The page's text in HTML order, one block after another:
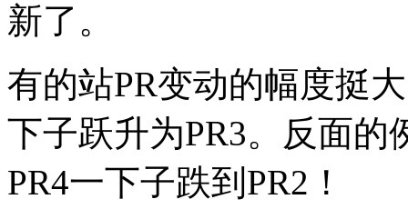
新了。
有的站PR变动的幅度挺
下子跃升为PR3。反面的
PR4一下子跌到PR2！